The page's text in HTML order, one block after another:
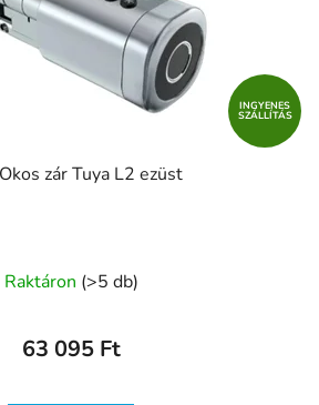
INGYENES
SZÁLLÍTÁS
zár Tuya L2 ezüst
Raktáron (>5 db)
63 095 Ft